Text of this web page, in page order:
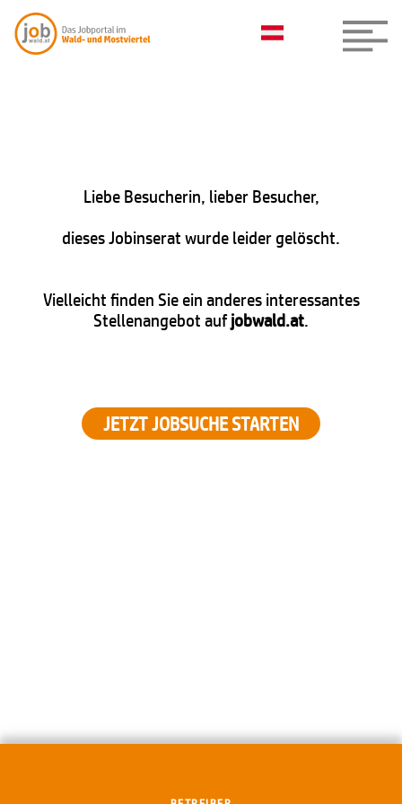
Liebe Besucherin, lieber Besucher,
dieses Jobinserat wurde leider gelöscht.
Vielleicht finden Sie ein anderes interessantes
Stellenangebot aufjobwald.at.
JETZT JOBSUCHE STARTEN